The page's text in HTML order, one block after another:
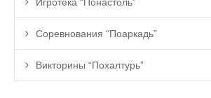
Соревнования “Поаркадь”
Викторины “Похалтурь”